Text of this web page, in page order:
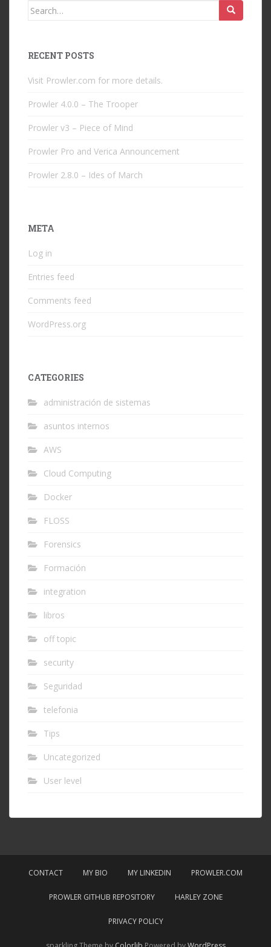
Search
RECENT POSTS
Visit Prowler.com for more details.
Prowler 4.0.0 – The Trooper
Prowler v3 – Piece of Mind
Prowler Pro and Verica Announcement
Prowler 2.8.0 – Ides of March
META
Log in
Entries feed
Comments feed
WordPress.org
CATEGORIES
administración de sistemas
asuntos internos
AWS
Cloud Computing
Docker
FLOSS
Forensics
Formación
integration
libros
off topic
security
Seguridad
telefonia
Tips
Uncategorized
User level
CONTACT MY BIO MY LINKEDIN PROWLER.COM
PROWLER GITHUB REPOSITORY HARLEY ZONE
PRIVACY POLICY